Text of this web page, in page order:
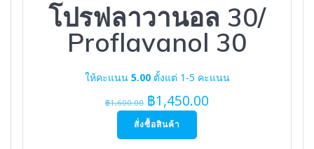
โปรฟลาวานอล 30/
Proflavanol 30
ให้คะแนน 5.00ตั้งแต่ 1-5 คะแนน
฿1,600.00 Original
price
was:
฿1,450.00
สั่งซื้อสินค้า